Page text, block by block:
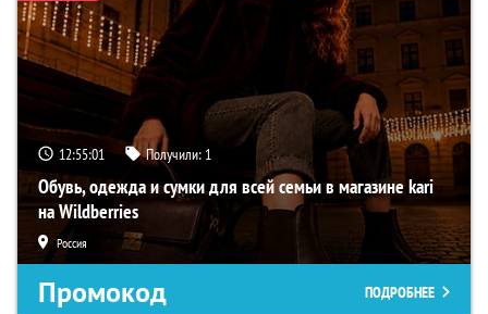
12:55:00 Получили: 1
Обувь, одежда и сумки для всей семьи в магазине kari
на Wildberries
Россия
Промокод ПОДРОБНЕЕ